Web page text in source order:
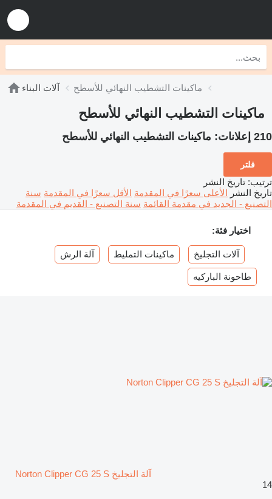
آلات البناء ماكينات التشطيب النهائي للأسطح
ماكينات التشطيب النهائي للأسطح
210 إعلانات: ماكينات التشطيب النهائي للأسطح
فلتر
ترتيب: تاريخ النشر
تاريخ النشر الأعلى سعرًا في المقدمة الأقل سعرًا في المقدمة سنة
التصنيع - الجديد في مقدمة القائمة سنة التصنيع - القديم في المقدمة
اختيار فئة:
آلات التجليخ ماكينات التمليط آلة الرش
طاحونة الباركيه
آلة التجليخ Norton Clipper CG 25 S
14